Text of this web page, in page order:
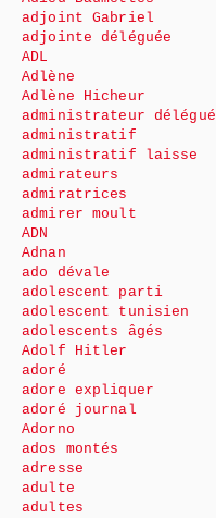
adjoint Gabriel
adjointe déléguée
ADL
Adlène
Adlène Hicheur
administrateur délégué
administratif
administratif laisse
admirateurs
admiratrices
admirer moult
ADN
Adnan
ado dévale
adolescent parti
adolescent tunisien
adolescents âgés
Adolf Hitler
adoré
adore expliquer
adoré journal
Adorno
ados montés
adresse
adulte
adultes